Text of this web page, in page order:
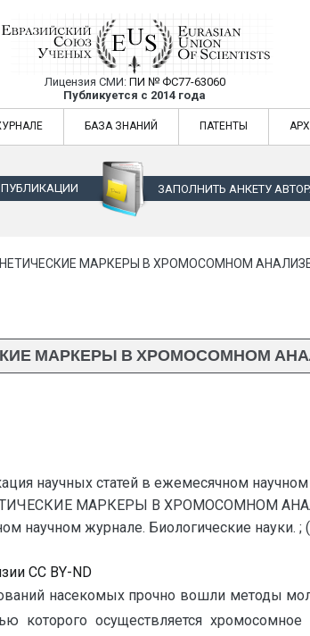
Союз Ученых —
Лицензия СМИ: ПИ № ФС77-63060
Публикуется с 2014 года
Союз Ученых — публикация научных статей в
БАЗА ЗНАНИЙ ПАТЕНТЫ
ЗАПОЛНИТЬ АНКЕТУ
МАРКЕРЫ В ХРОМОСОМНОМ АНАЛИЗЕ
МАРКЕРЫ В ХРОМОСОМНОМ
научных статей в ежемесячном
МАРКЕРЫ В ХРОМОСОМНОМ
научном журнале. Биологические науки. ;
CC BY-ND
насекомых прочно вошли методы
осуществляется хромосомное